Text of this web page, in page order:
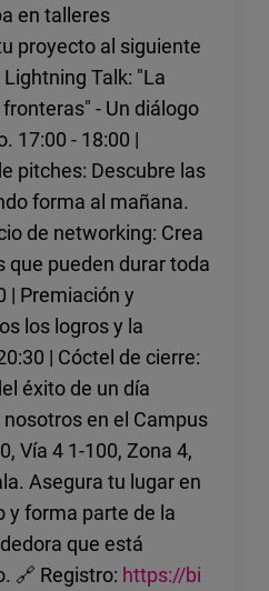
en talleres
proyecto al siguiente
Talk: "La
- Un diálogo
17:00 - 18:00 |
pitches: Descubre las
forma al mañana.
de networking: Crea
que pueden durar toda
| Premiación y
los logros y la
| Cóctel de cierre:
éxito de un día
en el Campus
Vía 4 1-100, Zona 4,
Asegura tu lugar en
y forma parte de la
que está
🔗 Registro: https://bi